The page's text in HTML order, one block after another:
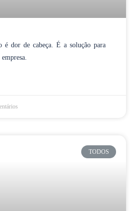
é dor de cabeça. É a solução para
TODOS